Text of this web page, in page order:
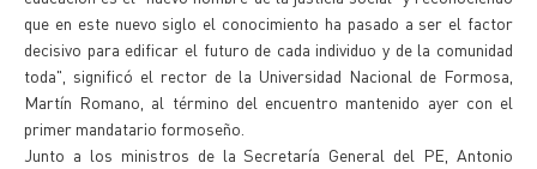
que en este nuevo siglo el conocimiento ha pasado a ser el factor
decisivo para edificar el futuro de cada individuo y de la comunidad
toda", significó el rector de la Universidad Nacional de Formosa,
Martín Romano, al término del encuentro mantenido ayer con el
primer mandatario formoseño.
Junto a los ministros de la Secretaría General del PE, Antonio